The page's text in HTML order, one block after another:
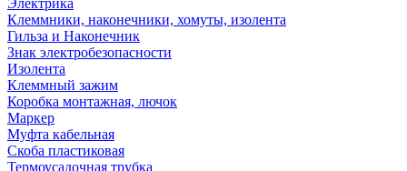
Электрика
Клеммники, наконечники, хомуты, изолента
Гильза и Наконечник
Знак электробезопасности
Изолента
Клеммный зажим
Коробка монтажная, лючок
Маркер
Муфта кабельная
Скоба пластиковая
Термоусадочная трубка